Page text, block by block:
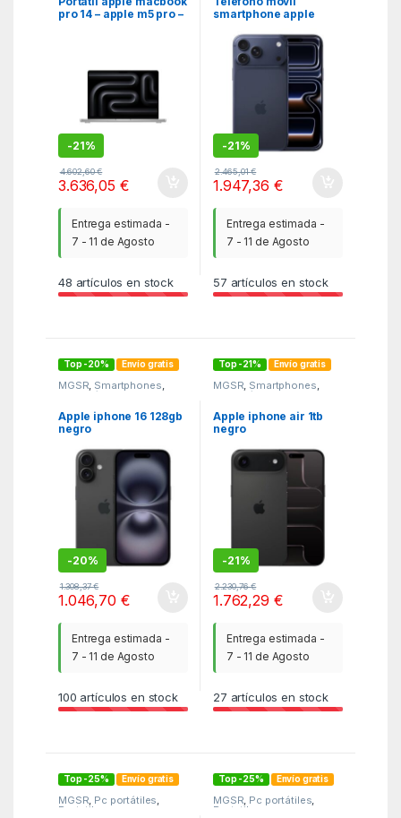
pro 14 – apple m5 pro –
-21%
4.602,60€
3.636,05 €
Entrega estimada -
7 - 11 de Agosto
48 artículos en stock
smartphone apple
pulgadas – 512gb rom –
deep blue
-21%
2.465,01€
1.947,36 €
Entrega estimada -
7 - 11 de Agosto
57 artículos en stock
Top -20% Envío gratis
MGSR Smartphones
Telefonía
Apple iphone 16 128gb
negro
-20%
1.308,37€
1.046,70 €
Entrega estimada -
7 - 11 de Agosto
100 artículos en stock
Top -21% Envío gratis
MGSR Smartphones
Telefonía
Apple iphone air 1tb
negro
-21%
2.230,76€
1.762,29 €
Entrega estimada -
7 - 11 de Agosto
27 artículos en stock
Top -25% Envío gratis
MGSR, Pc portátiles,
Portatiles
Top -25% Envío gratis
MGSR, Pc portátiles,
Portatiles